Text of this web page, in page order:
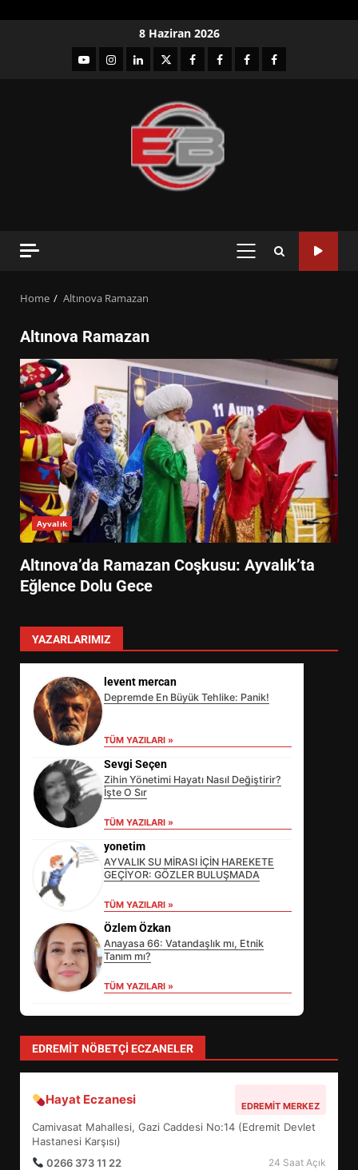
8 Haziran 2026
YouTubeInstagram
LinkedIntwitterfacebook-Facebook-
Facebook-Facebook-
PRIMARY
Home Altınova Ramazan
Altınova Ramazan
Ayvalık
Altınova’da Ramazan Coşkusu: Ayvalık’ta
Eğlence Dolu Gece
YAZARLARIMIZ
levent mercan
Depremde En Büyük Tehlike: Panik!
TÜM YAZILARI »
Sevgi Seçen
Zihin Yönetimi Hayatı Nasıl Değiştirir?
İşte O Sır
TÜM YAZILARI »
yonetim
AYVALIK SU MİRASI İÇİN HAREKETE
GEÇİYOR: GÖZLER BULUŞMADA
TÜM YAZILARI »
Özlem Özkan
Anayasa 66: Vatandaşlık mı, Etnik
Tanım mı?
TÜM YAZILARI »
EDREMIT NÖBETÇI ECZANELER
Hayat Eczanesi EDREMIT MERKEZ
Camivasat Mahallesi, Gazi Caddesi No:14 (Edremit Devlet
Hastanesi Karşısı)
0266 373 11 22
24 Saat Açık
3
4
ALTIEYLÜL’DE 19 MAYIS ŞÖLENİ
SOKAKLARA TAŞTI